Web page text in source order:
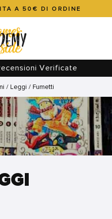
in
pausa
A 50€ DI ORDINE
Verificate
/ Leggi / Fumetti